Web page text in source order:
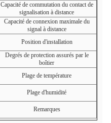
Capacité de commutation du contact de
signalisation à distance
Capacité de connexion maximale du
signal à distance
Position d'installation
Degrés de protection assurés par le
boîtier
Plage de température
Plage d'humidité
Remarques